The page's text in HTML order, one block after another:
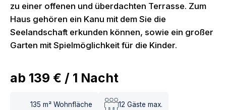
zu einer offenen und überdachten Terrasse. Zum
Haus gehören ein Kanu mit dem Sie die
Seelandschaft erkunden können, sowie ein großer
Garten mit Spielmöglichkeit für die Kinder.
ab 139 € / 1 Nacht
135 m² Wohnfläche 12 Gäste max.